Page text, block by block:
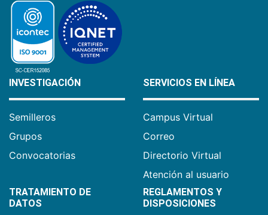
INVESTIGACIÓN
Semilleros
Grupos
Convocatorias
SERVICIOS EN LÍNEA
Campus Virtual
Correo
Directorio Virtual
Atención al usuario
TRATAMIENTO DE
DATOS
REGLAMENTOS Y
DISPOSICIONES